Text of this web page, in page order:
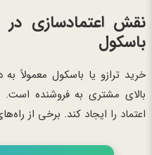
نقش اعتمادسازی در
باسکول
خرید ترازو یا باسکول معمولاً به
بالای مشتری به فروشنده
اعتماد را ایجاد کند. برخی از